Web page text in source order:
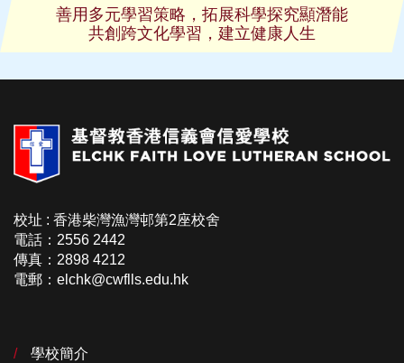
善用多元學習策略，拓展科學探究顯潛能
共創跨文化學習，建立健康人生
校址 : 香港柴灣漁灣邨第2座校舍
電話：2556 2442
傳真：2898 4212
電郵：elchk@cwflls.edu.hk
學校簡介